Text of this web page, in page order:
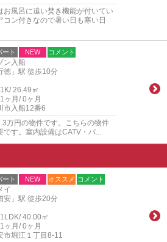
お風呂に追い焚き機能が付いてい
コン付きなので暑い日も寒い日
ト NEW コメント
ン入船
徳」駅 徒歩10分
1K/ 26.49㎡
1ヶ月/ 0ヶ月
市入船12番6
万円の物件です。こちらの物件
です。室内設備はCATV・バ...
ト NEW オススメ コメント
イ
安」駅 徒歩20分
1LDK/ 40.00㎡
1ヶ月/ 0ヶ月
市堀江１丁目8-11